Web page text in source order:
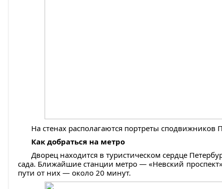
На стенах располагаются портреты сподвижников
Как добраться на метро
Дворец находится в туристическом сердце
сада. Ближайшие станции метро — «Невский
пути от них — около 20 минут.